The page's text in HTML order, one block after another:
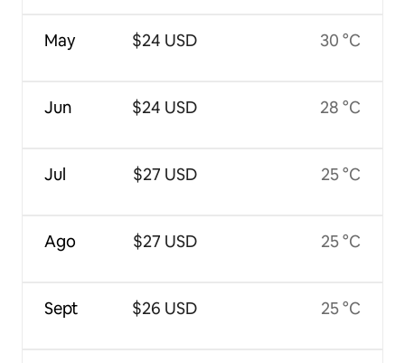
May
Jun
Jul
Ago
Sept
$24 USD
$24 USD
$27 USD
$27 USD
$26 USD
30 °C
28 °C
25 °C
25 °C
25 °C